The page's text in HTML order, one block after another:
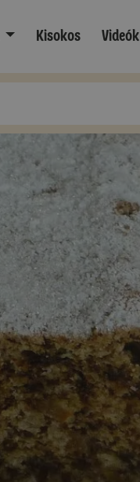
Kisokos Videók